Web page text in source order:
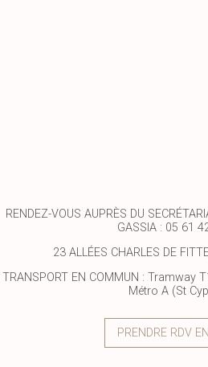
RENDEZ-VOUS AUPRÈS DU
GASSIA : 05 61
23 ALLÉES CHARLES DE
TRANSPORT EN COMMUN : Tramway
Métro A (St
PRENDRE RDV